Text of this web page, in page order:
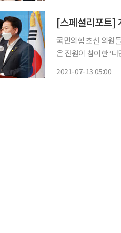
[스페셜리포트]
국민의힘 초선 의원
은 전원이 참여한 ‘
2021-07-13 05:00